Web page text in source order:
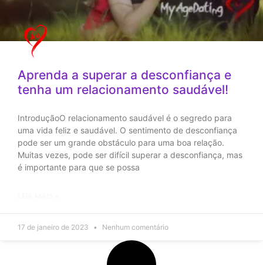
Aprenda a superar a desconfiança e
tenha um relacionamento saudável!
IntroduçãoO relacionamento saudável é o segredo para
uma vida feliz e saudável. O sentimento de desconfiança
pode ser um grande obstáculo para uma boa relação.
Muitas vezes, pode ser difícil superar a desconfiança, mas
é importante para que se possa
17 de janeiro de 2023 Nenhum comentário